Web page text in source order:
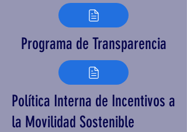
Programa de Transparencia
Política Interna de Incentivos a
la Movilidad Sostenible